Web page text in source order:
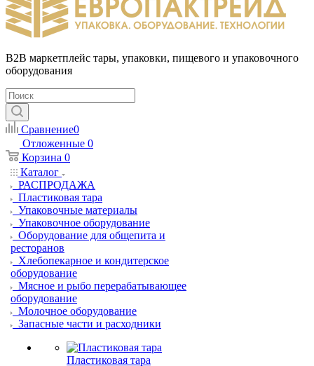
B2B маркетплейс тары, упаковки, пищевого и упаковочного
оборудования
Сравнение0
Отложенные 0
Корзина 0
Каталог
РАСПРОДАЖА
Пластиковая тара
Упаковочные материалы
Упаковочное оборудование
Оборудование для общепита и
ресторанов
Хлебопекарное и кондитерское
оборудование
Мясное и рыбо перерабатывающее
оборудование
Молочное оборудование
Запасные части и расходники
Пластиковая тара